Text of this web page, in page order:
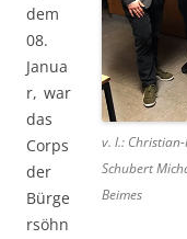
v. l.:
Schubert
Beimes
dem
08.
Janua
r, war
das
Corps
der
Bürge
rsöhn